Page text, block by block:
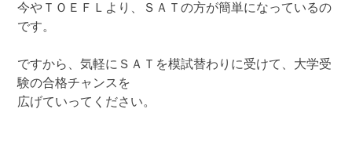
今やＴＯＥＦＬより、ＳＡＴの方が簡単になっているの
です。
ですから、気軽にＳＡＴを模試替わりに受けて、大学受
験の合格チャンスを
広げていってください。